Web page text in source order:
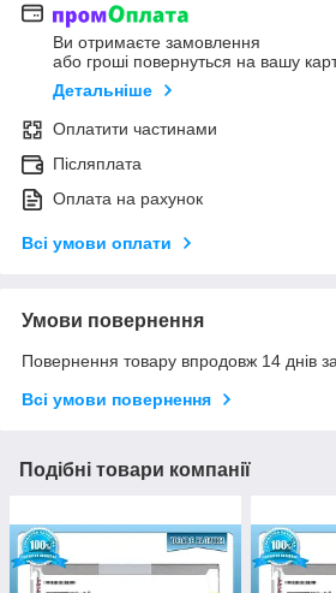
Ви отримаєте замовлення
або гроші повернуться на вашу
Детальніше
Оплатити частинами
Післяплата
Оплата на рахунок
Всі умови оплати
Умови повернення
Повернення товару впродовж 14 днів
Всі умови повернення
Подібні товари компанії